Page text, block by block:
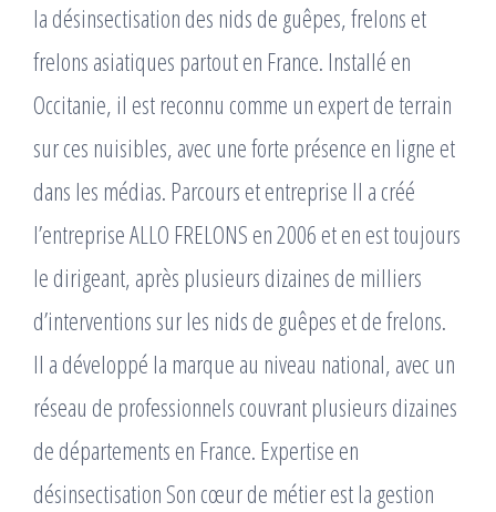
la désinsectisation des nids de guêpes, frelons et
frelons asiatiques partout en France. Installé en
Occitanie, il est reconnu comme un expert de terrain
sur ces nuisibles, avec une forte présence en ligne et
dans les médias. Parcours et entreprise Il a créé
l’entreprise ALLO FRELONS en 2006 et en est toujours
le dirigeant, après plusieurs dizaines de milliers
d’interventions sur les nids de guêpes et de frelons. ​
Il a développé la marque au niveau national, avec un
réseau de professionnels couvrant plusieurs dizaines
de départements en France. Expertise en
désinsectisation Son cœur de métier est la gestion